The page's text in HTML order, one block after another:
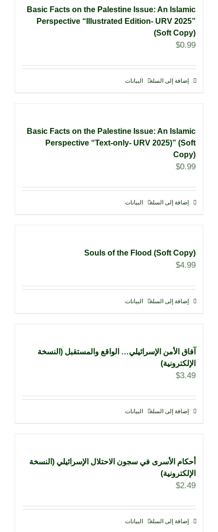
Basic Facts on the Palestine Issue: An Islamic
Perspective “Illustrated Edition- URV 2025”
(Soft Copy)
$0.99
إضافة إلى السلة البيانات
Basic Facts on the Palestine Issue: An Islamic
Perspective “Text-only- URV 2025)” (Soft
Copy)
$0.99
إضافة إلى السلة البيانات
Souls of the Flood (Soft Copy)
$4.99
إضافة إلى السلة البيانات
آفاق الأمن الإسرائيلي… الواقع والمستقبل (النسخة
الإلكترونية)
$3.49
إضافة إلى السلة البيانات
أحكام الأسرى في سجون الاحتلال الإسرائيلي (النسخة
الإلكترونية)
$2.49
إضافة إلى السلة البيانات